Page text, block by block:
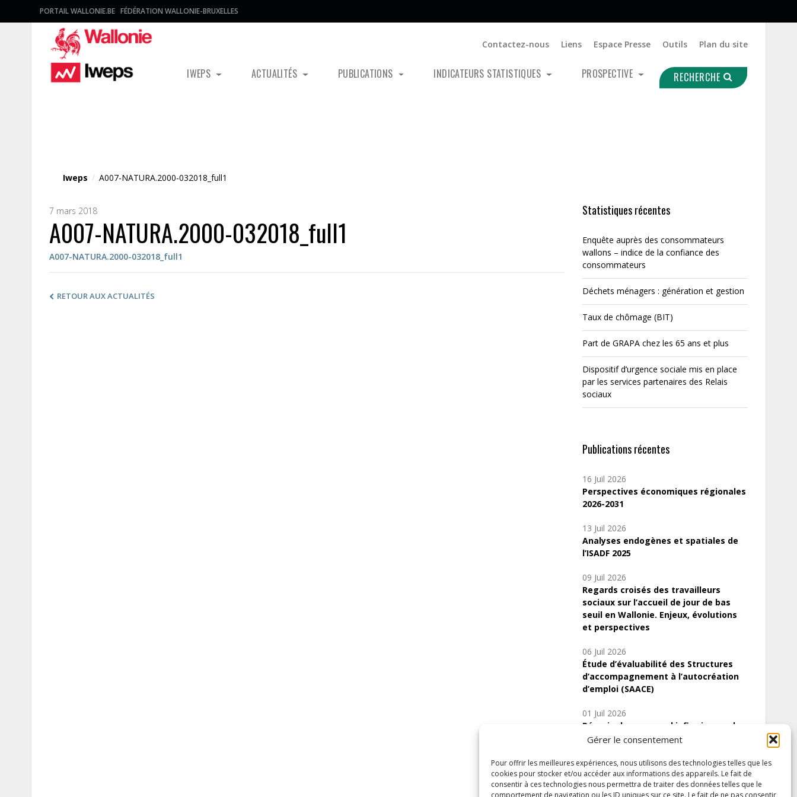
Gérer le consentement
Pour offrir les meilleures expériences, nous utilisons des technologies telles que les
cookies pour stocker et/ou accéder aux informations des appareils. Le fait de
consentir à ces technologies nous permettra de traiter des données telles que le
comportement de navigation ou les ID uniques sur ce site. Le fait de ne pas consentir
PORTAIL WALLONIE.BE FÉDÉRATION WALLONIE-BRUXELLES
Contactez-nous Liens Espace Presse Outils Plan du site
IWEPS ACTUALITÉS PUBLICATIONS INDICATEURS STATISTIQUES PROSPECTIVE RECHERCHE
Iweps / A007-NATURA.2000-032018_full1
7 mars 2018
A007-NATURA.2000-032018_full1
A007-NATURA.2000-032018_full1
RETOUR AUX ACTUALITÉS
Statistiques récentes
Enquête auprès des consommateurs
wallons – indice de la confiance des
consommateurs
Déchets ménagers : génération et gestion
Taux de chômage (BIT)
Part de GRAPA chez les 65 ans et plus
Dispositif d’urgence sociale mis en place
par les services partenaires des Relais
sociaux
Publications récentes
16 Juil 2026
Perspectives économiques régionales
2026-2031
13 Juil 2026
Analyses endogènes et spatiales de
l’ISADF 2025
09 Juil 2026
Regards croisés des travailleurs
sociaux sur l’accueil de jour de bas
seuil en Wallonie. Enjeux, évolutions
et perspectives
06 Juil 2026
Étude d’évaluabilité des Structures
d’accompagnement à l’autocréation
d’emploi (SAACE)
01 Juil 2026
Pénurie du personnel infirmier :quels
indicateurs d’offre de soins pour